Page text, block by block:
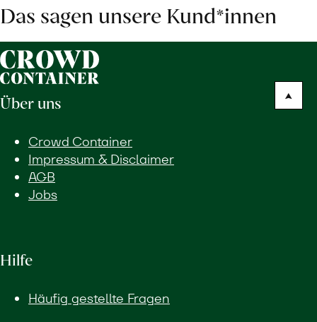
Das sagen unsere Kund*innen
Über uns
Crowd Container
Impressum & Disclaimer
AGB
Jobs
Hilfe
Häufig gestellte Fragen